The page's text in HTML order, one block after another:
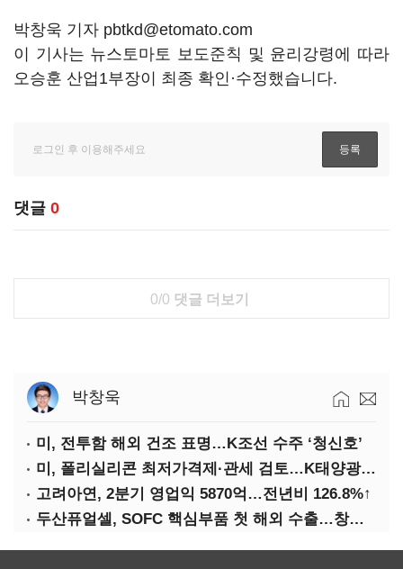
박창욱 기자 pbtkd@etomato.com
이 기사는 뉴스토마토 보도준칙 및 윤리강령에 따라
오승훈 산업1부장이 최종 확인·수정했습니다.
댓글 0
0/0 댓글 더보기
박창욱
미, 전투함 해외 건조 표명…K조선 수주 ‘청신호’
미, 폴리실리콘 최저가격제·관세 검토…K태양광 입지 확대 기대
고려아연, 2분기 영업익 5870억…전년비 126.8%↑
두산퓨얼셀, SOFC 핵심부품 첫 해외 수출…창사 이래 최대 규모